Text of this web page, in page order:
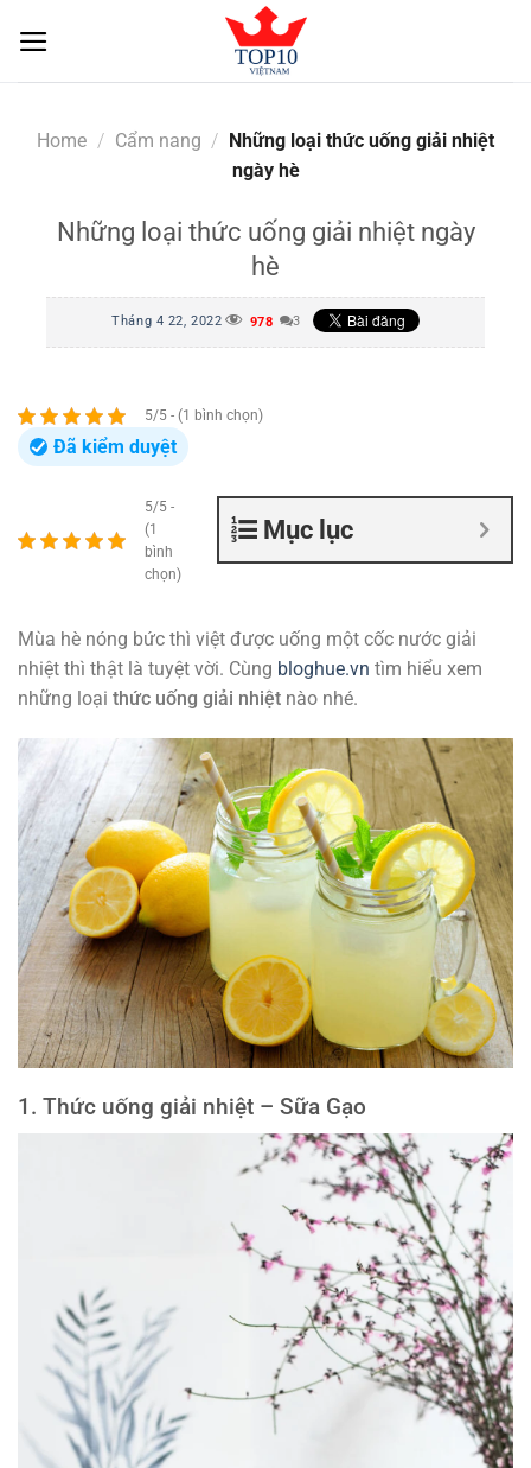
Home / Cẩm nang / Những loại thức uống giải nhiệt
ngày hè
Những loại thức uống giải nhiệt ngày
hè
Tháng 4 22, 2022 978 3
5/5 - (1 bình chọn)
Đã kiểm duyệt
Mục lục
5/5 -
(1
bình
chọn)
Mùa hè nóng bức thì việt được uống một cốc nước giải
nhiệt thì thật là tuyệt vời. Cùng bloghue.vn tìm hiểu xem
những loại thức uống giải nhiệt nào nhé.
1. Thức uống giải nhiệt – Sữa Gạo